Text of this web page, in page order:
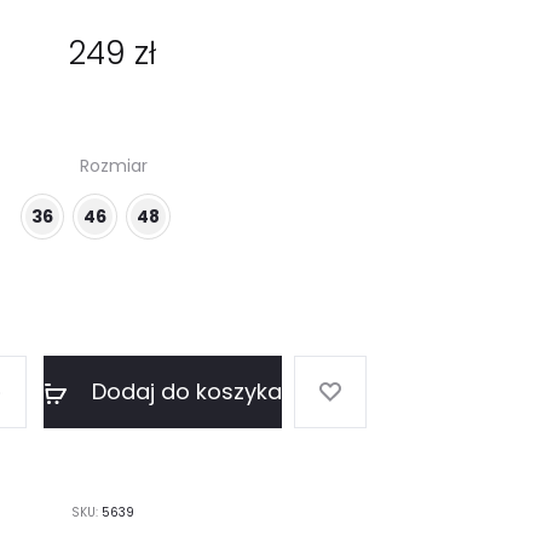
249 zł
Rozmiar
36 46 48
Dodaj do koszyka
SKU: 5639